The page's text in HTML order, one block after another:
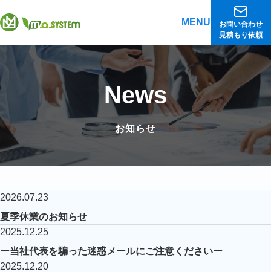
MENU
お問い合わせ
見積もり依頼
News
お知らせ
2026.07.23
夏季休業のお知らせ
2025.12.25
ー当社代表を騙った迷惑メールにご注意くださいー
2025.12.20